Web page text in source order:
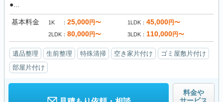
●...
基本料金 1K 25,000円〜 1LDK 45,000円〜
2LDK 80,000円〜 3LDK 110,000円〜
遺品整理 生前整理 特殊清掃 空き家片付け
ゴミ屋敷片付け
部屋片付け
料金や